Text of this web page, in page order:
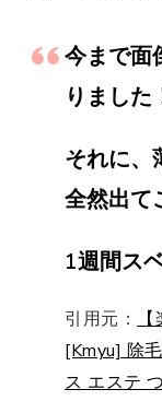
今まで面
りました
それに、
全然出て
1週間ス
引用元：
[Kmyu] 除
ス エステ